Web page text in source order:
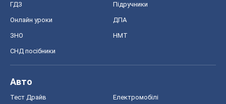
ГДЗ Підручники
Онлайн уроки ДПА
ЗНО НМТ
СНД посібники
Авто
Тест Драйв Електромобілі